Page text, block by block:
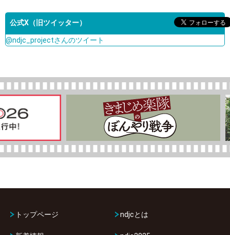
公式X（旧ツイッター）
@ndjc_projectさんのツイート
トップページ ndjcとは